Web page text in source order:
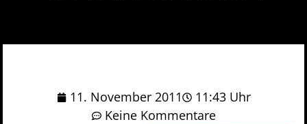
11. November 2011
11:43 Uhr
Keine Kommentare